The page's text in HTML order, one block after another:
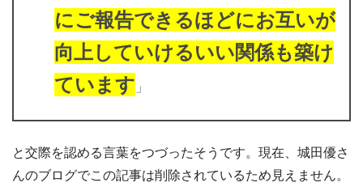
にご報告できるほどにお互いが
向上していけるいい関係も築け
ています 」
と交際を認める言葉をつづったそうです。現在、城田優さ
んのブログでこの記事は削除されているため見えません。